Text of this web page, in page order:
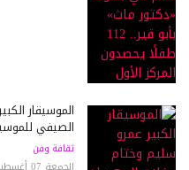
الموسيقار
الصيفي
ثقافة وفن